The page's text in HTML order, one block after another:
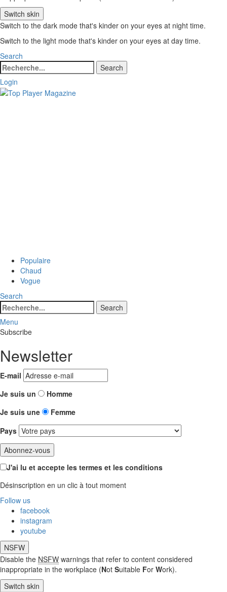
Switch skin
Switch to the dark mode that's kinder on your eyes at night time.
Switch to the light mode that's kinder on your eyes at day time.
Search
Search
for:
Search
Login
Populaire
Chaud
Vogue
Search
Search
for:
Search
Menu
Subscribe
Newsletter
E-mail
Je suis un
Homme
Je suis une
Femme
Pays
J'ai lu et accepte les termes et les conditions
Désinscription en un clic à tout moment
Follow us
facebook
instagram
youtube
NSFW
Disable the NSFW warnings that refer to content considered
inappropriate in the workplace (Not Suitable For Work).
Switch skin